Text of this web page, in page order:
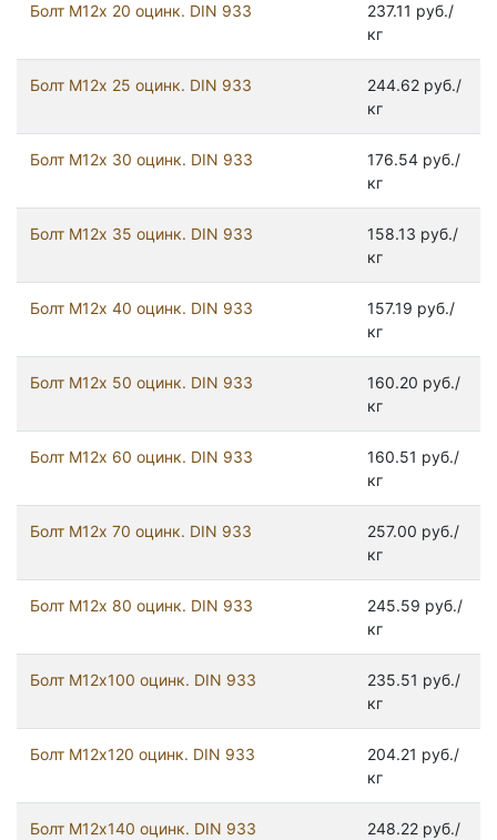
Болт М12х 20 оцинк. DIN 933
237.11 руб./
кг
Болт М12х 25 оцинк. DIN 933
244.62 руб./
кг
Болт М12х 30 оцинк. DIN 933
176.54 руб./
кг
Болт М12х 35 оцинк. DIN 933
158.13 руб./
кг
Болт М12х 40 оцинк. DIN 933
157.19 руб./
кг
Болт М12х 50 оцинк. DIN 933
160.20 руб./
кг
Болт М12х 60 оцинк. DIN 933
160.51 руб./
кг
Болт М12х 70 оцинк. DIN 933
257.00 руб./
кг
Болт М12х 80 оцинк. DIN 933
245.59 руб./
кг
Болт М12х100 оцинк. DIN 933
235.51 руб./
кг
Болт М12х120 оцинк. DIN 933
204.21 руб./
кг
Болт М12х140 оцинк. DIN 933
248.22 руб./